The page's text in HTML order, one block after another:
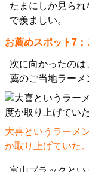
たまにしか見ら
で羨ましい。
お薦めスポット7
次に向かったの
薦のご当地ラーメ
大喜というラーメ
か取り上げていた